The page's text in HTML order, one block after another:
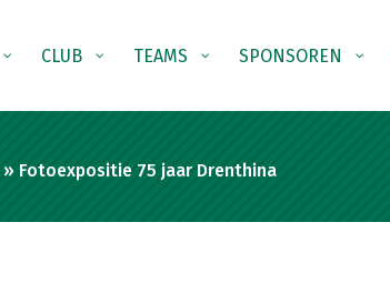
CLUB TEAMS SPONSOREN
» Fotoexpositie 75 jaar Drenthina